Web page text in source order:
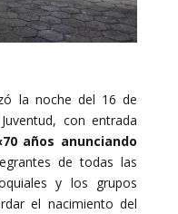
la noche del 16 de
con entrada
años anunciando
de todas las
y los grupos
el nacimiento del